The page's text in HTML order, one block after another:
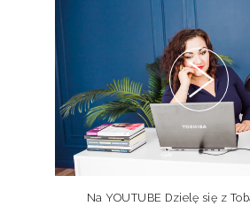
Pakiet 2 książek
Niedoskonali TOM
Na YOUTUBE Dzielę się z